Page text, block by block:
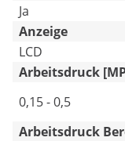
Ja
Anzeige
LCD
Arbeitsdruck
0,15 - 0,5
Arbeitsdruck